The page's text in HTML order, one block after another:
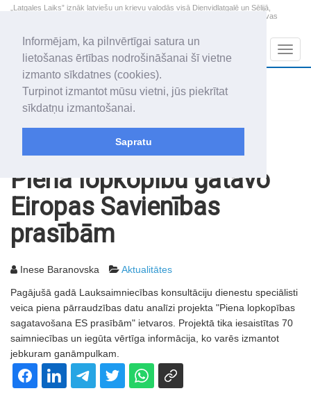
Informējam, ka pilnvērtīgai satura un
lietošanas ērtības nodrošināšanai šī vietne
izmanto sīkdatnes (cookies).
Turpinot izmantot mūsu vietni, jūs piekrītat
sīkdatņu izmantošanai.
Sapratu
„Latgales Laiks” iznāk latviešu un krievu valodās visā Dienvidlatgalē un Sēlijā,
„Latgales Laiks” latviešu valodā aptver Daugavpils valstspilsētu, Augšdaugavas
2026. gada 8. augusts
Sestdiena
Mudīte, Vladislava, Vladislavs
+13.3
Piena lopkopību gatavo
Eiropas Savienības
prasībām
Inese Baranovska Aktualitātes
Pagājušā gadā Lauksaimniecības konsultāciju dienestu speciālisti
veica piena pārraudzības datu analīzi projekta "Piena lopkopības
sagatavošana ES prasībām" ietvaros. Projektā tika iesaistītas 70
saimniecības un iegūta vērtīga informācija, ko varēs izmantot
jebkuram ganāmpulkam.